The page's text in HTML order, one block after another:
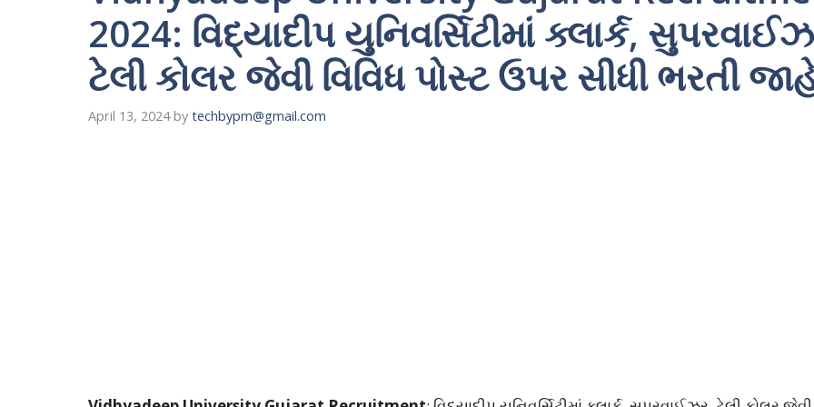
2024: વિદ્યાદીપ યુનિવર્સિટીમાં ક્લાર્ક,
ટેલી કોલર જેવી વિવિધ પોસ્ટ ઉપર સીધી ભરતી
April 13, 2024 by techbypm@gmail.com